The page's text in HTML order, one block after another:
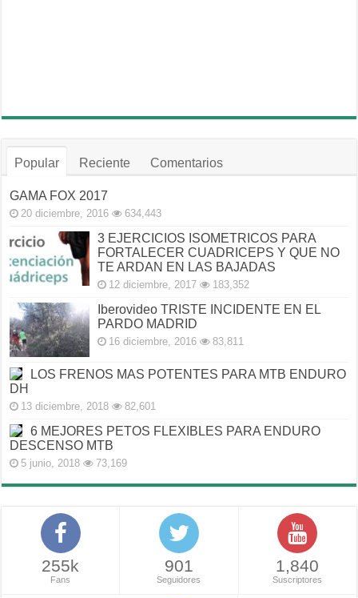
Popular Reciente Comentarios
GAMA FOX 2017
20 diciembre, 2016 634,443
3 EJERCICIOS ISOMETRICOS PARA
FORTALECER CUADRICEPS Y QUE NO
TE ARDAN EN LAS BAJADAS
12 diciembre, 2017 183,352
Iberovideo TRISTE INCIDENTE EN EL
PARDO MADRID
16 diciembre, 2016 83,811
LOS FRENOS MAS POTENTES PARA MTB ENDURO
DH
13 diciembre, 2018 82,601
6 MEJORES PETOS FLEXIBLES PARA ENDURO
DESCENSO MTB
5 junio, 2018 73,169
255k
Fans
901
Seguidores
1,840
Suscriptores